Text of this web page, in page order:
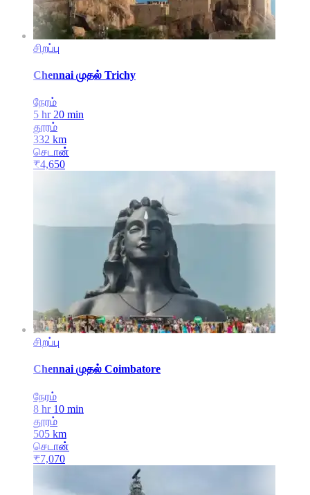
சிறப்பு
Chennai முதல் Trichy
நேரம்
5 hr 20 min
தூரம்
332 km
செடான்
₹4,650
சிறப்பு
Chennai முதல் Coimbatore
நேரம்
8 hr 10 min
தூரம்
505 km
செடான்
₹7,070